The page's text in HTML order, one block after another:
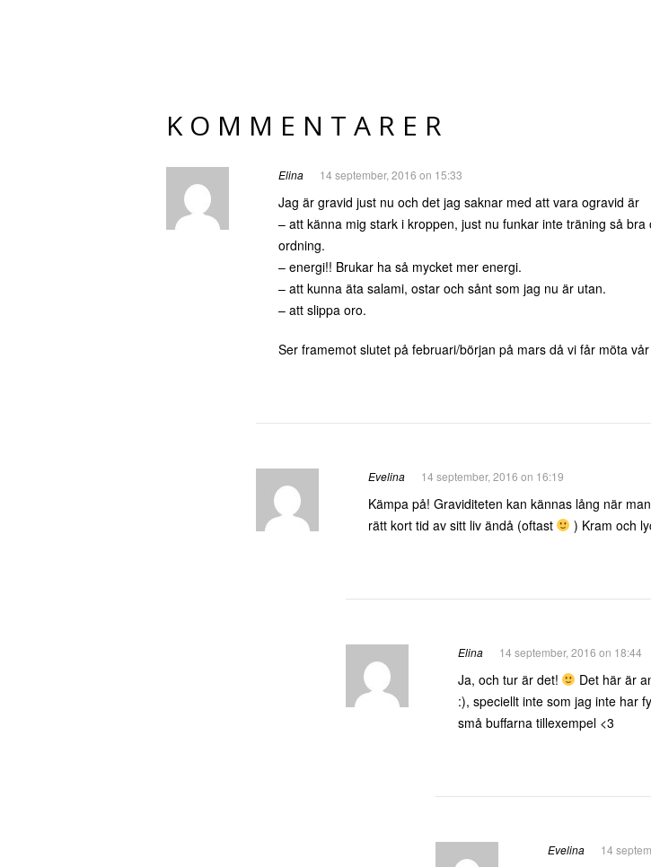
KOMMENTARER
Elina 14 september, 2016 on 15:33
Jag är gravid just nu och det jag saknar med att vara ogravid är
– att känna mig stark i kroppen, just nu funkar inte träning så
ordning.
– energi!! Brukar ha så mycket mer energi.
– att kunna äta salami, ostar och sånt som jag nu är utan.
– att slippa oro.
Ser framemot slutet på februari/början på mars då vi får möta
Evelina 14 september, 2016 on 16:19
Kämpa på! Graviditeten kan kännas lång när
rätt kort tid av sitt liv ändå (oftast
) Kram och
Elina 14 september, 2016 on 18:44
Ja, och tur är det!
Det här är
:), speciellt inte som jag inte har
små buffarna tillexempel <3
Evelina 14